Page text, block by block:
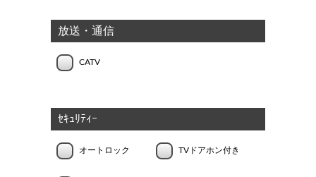
放送・通信
CATV
ｾｷｭﾘﾃｨｰ
オートロック TVドアホン付き